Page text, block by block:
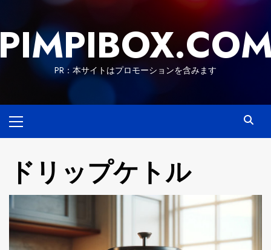
content
PR：本サイトはプロモーションを含みます
Menu
ドリップケトル